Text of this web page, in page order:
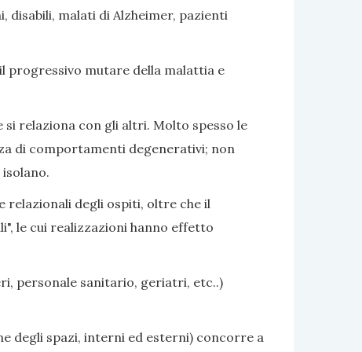
disabili, malati di Alzheimer, pazienti
progressivo mutare della malattia e
si relaziona con gli altri. Molto spesso le
di comportamenti degenerativi; non
relazionali degli ospiti, oltre che il
le cui realizzazioni hanno effetto
personale sanitario, geriatri, etc..)
degli spazi, interni ed esterni) concorre a